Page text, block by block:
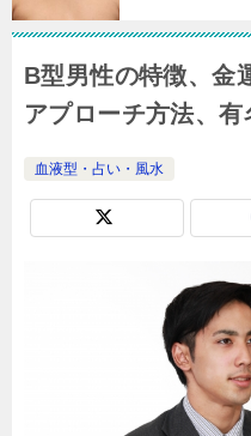
B型男性の特徴、金
アプローチ方法、有
血液型・占い・風水